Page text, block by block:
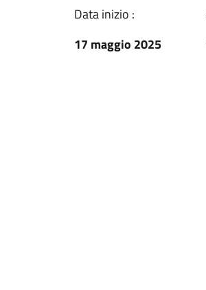
Data inizio :
17 maggio 2025